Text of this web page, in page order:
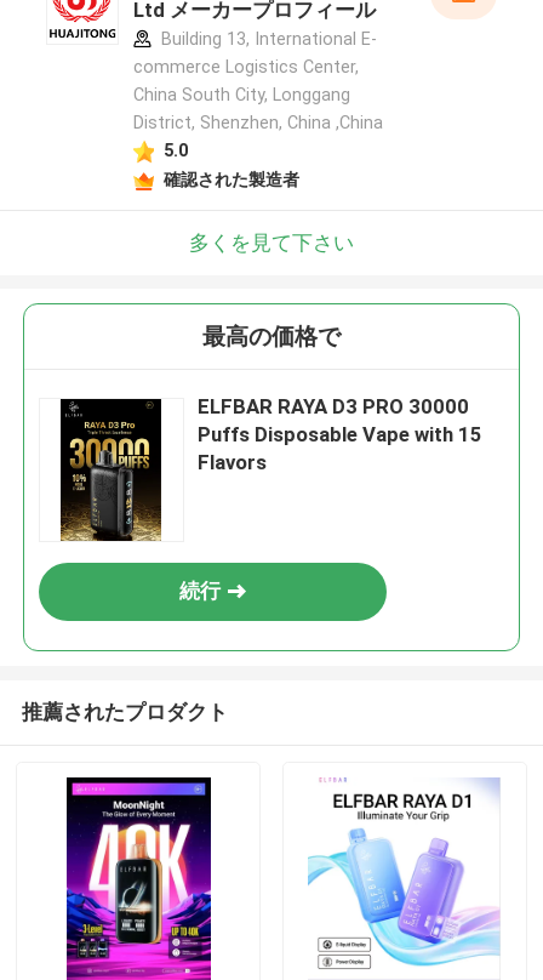
Ltd メーカープロフィール
Building 13, International E-
commerce Logistics Center,
China South City, Longgang
District, Shenzhen, China ,China
5.0
確認された製造者
多くを見て下さい
最高の価格で
ELFBAR RAYA D3 PRO 30000
Puffs Disposable Vape with 15
Flavors
続行
推薦されたプロダクト